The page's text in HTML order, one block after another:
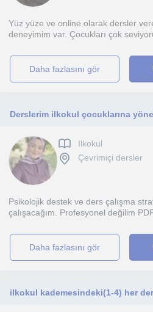
Yüz yüze ve online olarak dersler
deneyimim var. Çocukları çok
daha fazlasını gör
Ilkokul
Çevrimiçi dersler
Psikolojik destek ve ders çalışma
çalışacağım. Profesyonel değilim
daha fazlasını gör
ilkokul kademesindeki(1-4) her